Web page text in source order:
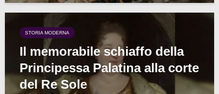
STORIA MODERNA
Il memorabile schiaffo della
Principessa Palatina alla corte
del Re Sole